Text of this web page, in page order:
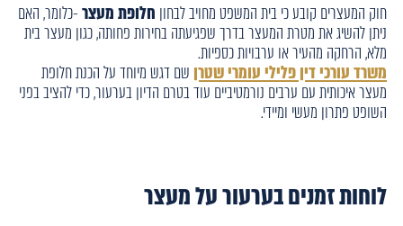
חוק המעצרים קובע כי בית המשפט מחויב לבחון חלופת מעצר-כלומר, האם
ניתן להשיג את מטרת המעצר בדרך שפגיעתה בחירות פחותה, כגון מעצר בית
מלא, הרחקה מהעיר או ערבויות כספיות.
משרד עורכי דין פלילי עומרי שטרן שם דגש מיוחד על הכנת חלופת
מעצר איכותית עם ערבים נורמטיביים עוד בטרם הדיון בערעור, כדי להציב בפני
השופט פתרון מעשי ומיידי.
לוחות זמנים בערעור על מעצר